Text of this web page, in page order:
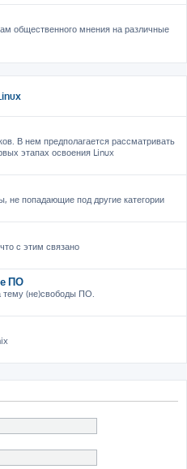
общественного мнения на различные
В нем предполагается рассматривать
этапах освоения Linux
не попадающие под другие категории
с этим связано
ПО
тему (не)свободы ПО.